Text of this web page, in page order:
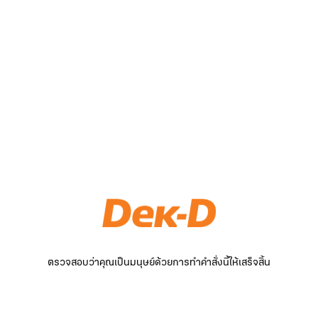
ตรวจสอบว่าคุณเป็นมนุษย์ด้วยการทำคำสั่งนี้ให้เสร็จสิ้น